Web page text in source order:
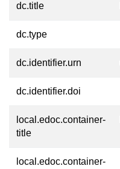
dc.title
dc.type
dc.identifier.urn
dc.identifier.doi
local.edoc.container-
title
local.edoc.container-